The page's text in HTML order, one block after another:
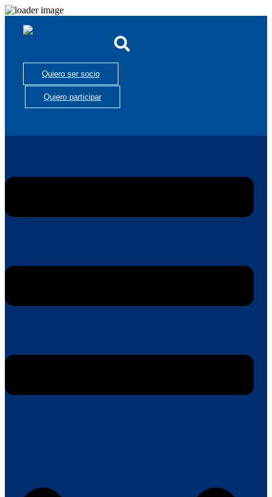
Quiero ser socio
Quiero participar